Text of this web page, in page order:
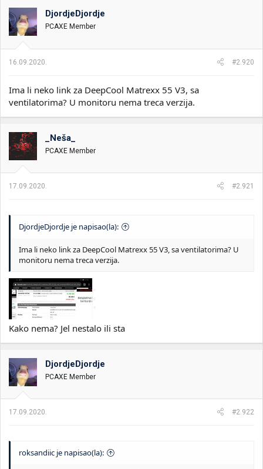
DjordjeDjordje
PCAXE Member
16.09.2020. #2.920
Ima li neko link za DeepCool Matrexx 55 V3, sa
ventilatorima? U monitoru nema treca verzija.
_Neša_
PCAXE Member
17.09.2020. #2.921
DjordjeDjordje je napisao(la):
Ima li neko link za DeepCool Matrexx 55 V3, sa ventilatorima? U
monitoru nema treca verzija.
Kako nema? Jel nestalo ili sta
DjordjeDjordje
PCAXE Member
17.09.2020. #2.922
roksandiic je napisao(la):